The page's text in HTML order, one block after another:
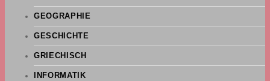
GEOGRAPHIE
GESCHICHTE
GRIECHISCH
INFORMATIK